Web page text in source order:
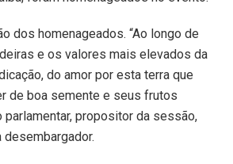
dos homenageados. “Ao longo de
e os valores mais elevados da
do amor por esta terra que
de boa semente e seus frutos
propositor da sessão,